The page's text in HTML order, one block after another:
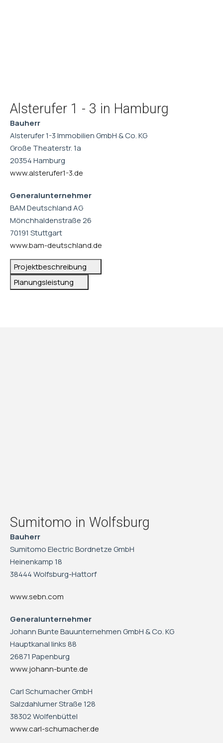
Alsterufer 1 - 3 in Hamburg
Bauherr
Alsterufer 1-3 Immobilien GmbH & Co. KG
Große Theaterstr. 1a
20354 Hamburg
www.alsterufer1-3.de
Generalunternehmer
BAM Deutschland AG
Mönchhaldenstraße 26
70191 Stuttgart
www.bam-deutschland.de
Projektbeschreibung
Planungsleistung
Sumitomo in Wolfsburg
Bauherr
Sumitomo Electric Bordnetze GmbH
Heinenkamp 18
38444 Wolfsburg-Hattorf
www.sebn.com
Generalunternehmer
Johann Bunte Bauunternehmen GmbH & Co. KG
Hauptkanal links 88
26871 Papenburg
www.johann-bunte.de
Carl Schumacher GmbH
Salzdahlumer Straße 128
38302 Wolfenbüttel
www.carl-schumacher.de